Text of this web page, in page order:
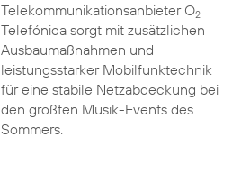
Telekommunikationsanbieter O2
Telefónica sorgt mit zusätzlichen
Ausbaumaßnahmen und
leistungsstarker Mobilfunktechnik
für eine stabile Netzabdeckung bei
den größten Musik-Events des
Sommers.